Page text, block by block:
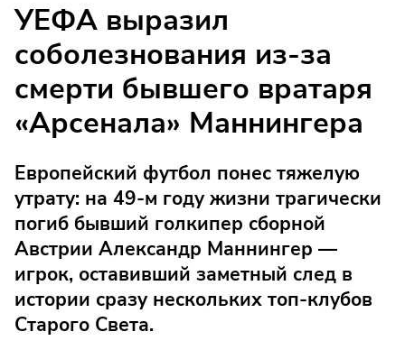
УЕФА выразил
соболезнования из-за
смерти бывшего вратаря
«Арсенала» Маннингера
Европейский футбол понес тяжелую
утрату: на 49-м году жизни трагически
погиб бывший голкипер сборной
Австрии Александр Маннингер —
игрок, оставивший заметный след в
истории сразу нескольких топ-клубов
Старого Света.